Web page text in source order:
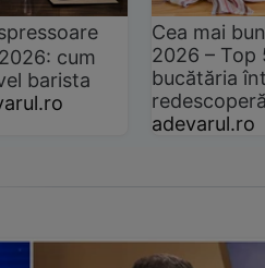
cum
barista
Cea mai
2026 –
bucătăria
adevarul.ro